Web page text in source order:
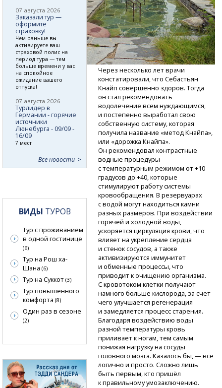
Через несколько лет врачи
констатировали, что Себастьян
Кнайп совершенно здоров. Тогда
он стал рекомендовать
водолечение всем нуждающимся,
и постепенно выработал свою
собственную систему, которая
получила название «метод Кнайпа»,
или «дорожка Кнайпа».
Он рекомендовал контрастные
водные процедуры
с температурным режимом от +10
градусов до +40, которые
стимулируют работу системы
кровообращения. В резервуарах
с водой могут находиться камни
разных размеров. При воздействии
горячей и холодной воды,
ускоряется циркуляция крови, что
влияет на укрепление сердца
и стенок сосудов, а также
активизируются иммунитет
и обменные процессы, что
приводит к очищению организма.
С кровотоком клетки получают
намного больше кислорода, за счет
чего улучшается регенерация
и замедляется процесс старения.
Благодаря воздействию воды
разной температуры кровь
приливает к ногам, тем самым
понижая нагрузку на сосуды
головного мозга. Казалось бы, — всё
логично и просто. Сложно лишь
быть первым, кто пришёл
к правильному умозаключению.
07 августа 2026
Заказали тур —
оформите
страховку!
Чем раньше вы
активируете ваш
страховой полис на
период тура — тем
больше времени у вас
на спокойное
ожидание вашего
отпуска!
07 августа 2026
Турлидер в
Германии - горячие
источники
Люнебурга - 09/09 -
16/09
7 мест
Все новости
ВИДЫ ТУРОВ
Тур с проживанием
в одной гостинице
(6)
Тур на Рош ха-
Шана (6)
Тур на Суккот (3)
Тур повышенного
комфорта (8)
Один раз в сезоне
(2)